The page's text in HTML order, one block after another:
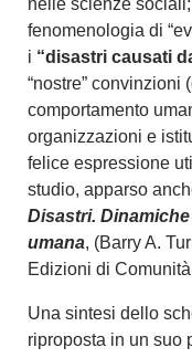
fenomenologia di
i “disastri causati
“nostre” convinzioni
comportamento
organizzazioni e
felice espressione
studio, apparso
Disastri.
umana, (Barry A.
Edizioni di
Una sintesi dello
riproposta in un suo